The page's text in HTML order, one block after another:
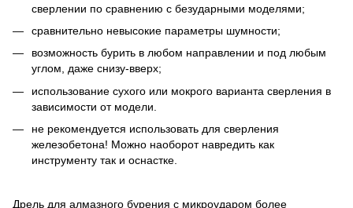
сверлении по сравнению с безударными моделями;
сравнительно невысокие параметры шумности;
возможность бурить в любом направлении и под любым
углом, даже снизу-вверх;
использование сухого или мокрого варианта сверления в
зависимости от модели.
не рекомендуется использовать для сверления
железобетона! Можно наоборот навредить как
инструменту так и оснастке.
Дрель для алмазного бурения с микроударом более